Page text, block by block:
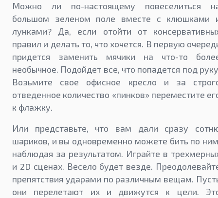
Можно ли по-настоящему повеселиться
большом зеленом поле вместе с клюшками
лунками? Да, если отойти от
правил и делать то, что хочется. В первую
придется заменить мячики на что-то
необычное. Подойдет все, что попадется под
Возьмите свое офисное кресло и за
отведенное количество «пинков» переместите
к флажку.
Или представьте, что вам дали сразу
шариков, и вы одновременно можете бить по
наблюдая за результатом. Играйте в
и 2D сценах. Весело будет везде.
препятствия ударами по различным вещам.
они перелетают их и движутся к цели.